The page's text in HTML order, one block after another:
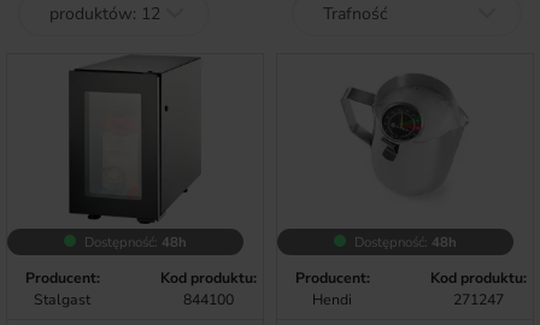
Dostępność: 48h
Producent:
Stalgast
Kod produktu:
844100
Dostępność: 48h
Producent:
Hendi
Kod produktu:
271247